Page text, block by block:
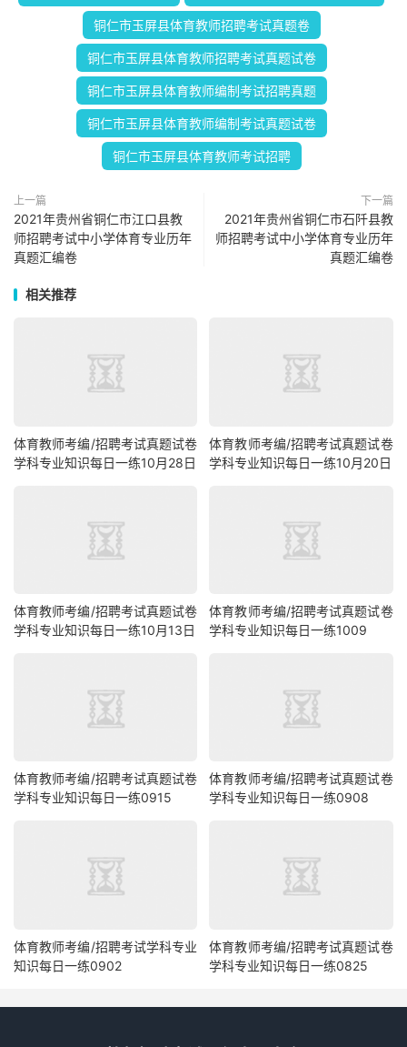
铜仁市玉屏县体育教师招聘考试真题卷
铜仁市玉屏县体育教师招聘考试真题试卷
铜仁市玉屏县体育教师编制考试招聘真题
铜仁市玉屏县体育教师编制考试真题试卷
铜仁市玉屏县体育教师考试招聘
上一篇
2021年贵州省铜仁市江口县教
师招聘考试中小学体育专业历年
真题汇编卷
下一篇
2021年贵州省铜仁市石阡县教
师招聘考试中小学体育专业历年
真题汇编卷
相关推荐
体育教师考编/招聘考试真题试卷
学科专业知识每日一练10月28日
体育教师考编/招聘考试真题试卷
学科专业知识每日一练10月20日
体育教师考编/招聘考试真题试卷
学科专业知识每日一练10月13日
体育教师考编/招聘考试真题试卷
学科专业知识每日一练1009
体育教师考编/招聘考试真题试卷
学科专业知识每日一练0915
体育教师考编/招聘考试真题试卷
学科专业知识每日一练0908
体育教师考编/招聘考试学科专业
知识每日一练0902
体育教师考编/招聘考试真题试卷
学科专业知识每日一练0825